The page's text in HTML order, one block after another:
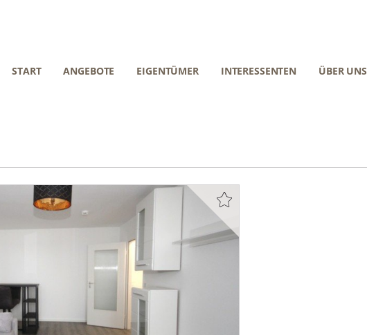
START ANGEBOTE EIGENTÜMER INTERESSENTEN ÜBER UNS